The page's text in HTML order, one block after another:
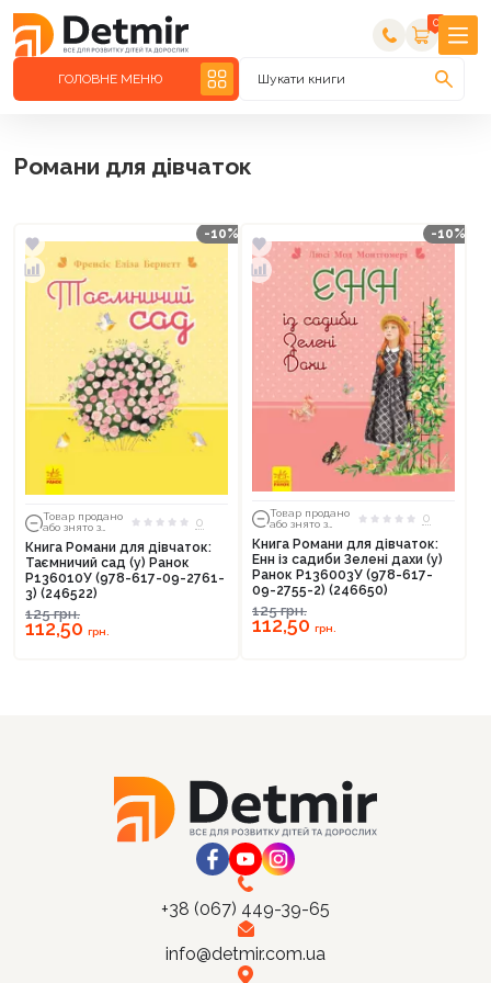
0
ГОЛОВНЕ МЕНЮ Шукати книги
Романи для дівчаток
-10%
Товар продано
або знято з
0
Книга Романи для дівчаток:
Таємничий сад (у) Ранок
Р136010У (978-617-09-2761-
3) (246522)
125грн.
112,50 грн.
-10%
Товар продано
або знято з
0
Книга Романи для дівчаток:
Енн із садиби Зелені дахи (у)
Ранок Р136003У (978-617-
09-2755-2) (246650)
125грн.
112,50 грн.
+38 (067) 449-39-65
info@detmir.com.ua
Продовжити покупки